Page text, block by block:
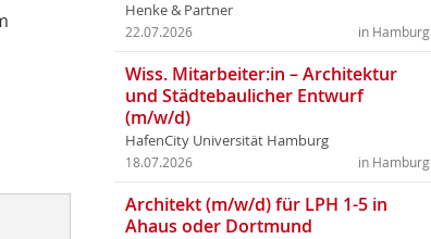
Henke & Partner
in Hamburg
22.07.2026
Wiss. Mitarbeiter:in – Architektur
und Städtebaulicher Entwurf
(m/w/d)
HafenCity Universität Hamburg
in Hamburg
18.07.2026
Architekt (m/w/d) für LPH 1-5 in
Ahaus oder Dortmund